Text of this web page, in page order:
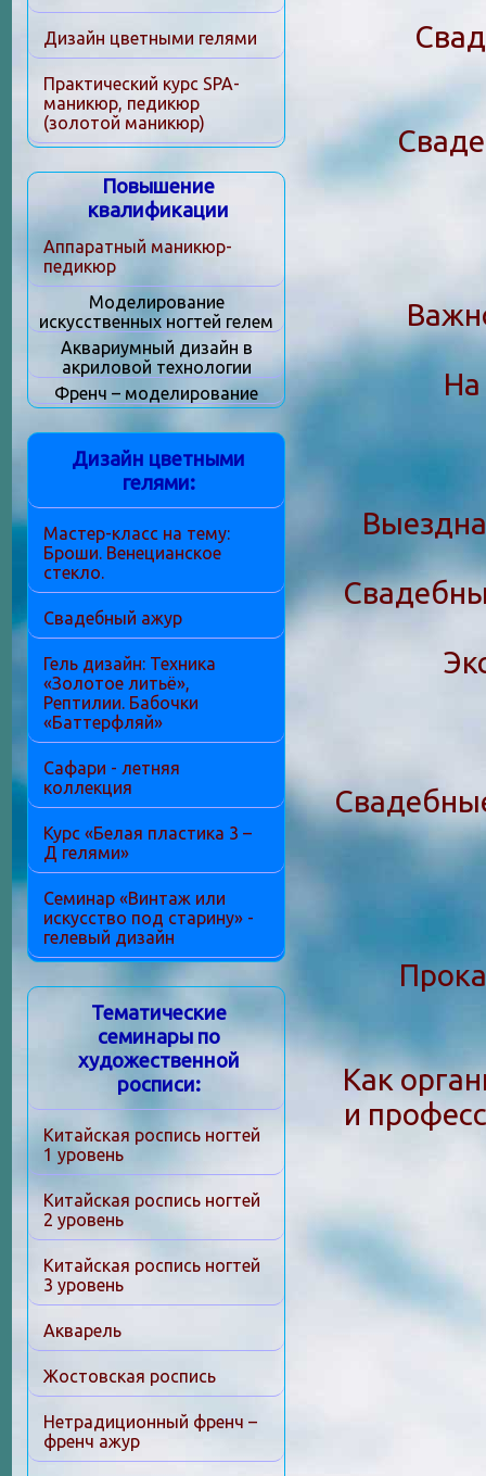
Как
и
Дизайн цветными гелями
Практический курс SPA-
маникюр, педикюр
(золотой маникюр)
Повышение
квалификации
Аппаратный маникюр-
педикюр
Моделирование
искусственных ногтей гелем
Аквариумный дизайн в
акриловой технологии
Френч – моделирование
Дизайн цветными
гелями:
Мастер-класс на тему:
Броши. Венецианское
стекло.
Свадебный ажур
Гель дизайн: Техника
«Золотое литьё»,
Рептилии. Бабочки
«Баттерфляй»
Сафари - летняя
коллекция
Курс «Белая пластика 3 –
Д гелями»
Семинар «Винтаж или
искусство под старину» -
гелевый дизайн
Тематические
семинары по
художественной
росписи:
Китайская роспись ногтей
1 уровень
Китайская роспись ногтей
2 уровень
Китайская роспись ногтей
3 уровень
Акварель
Жостовская роспись
Нетрадиционный френч –
френч ажур